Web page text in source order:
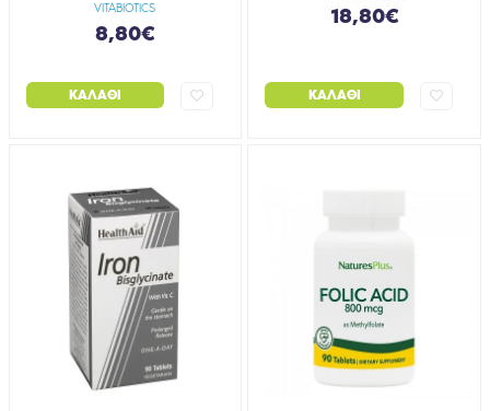
VITABIOTICS
8,80€
ΚΑΛΆΘΙ
18,80€
ΚΑΛΆΘΙ